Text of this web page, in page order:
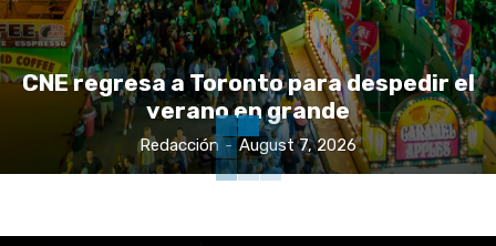
CNE regresa a Toronto para despedir el
verano en grande
Redacción - August 7, 2026